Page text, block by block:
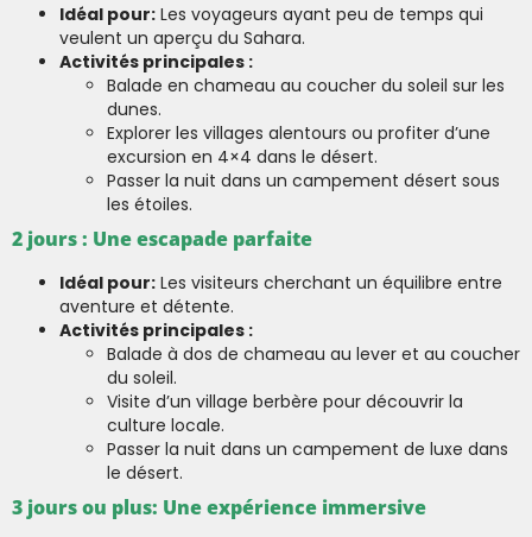
Idéal pour: Les voyageurs ayant peu de temps qui
veulent un aperçu du Sahara.
Activités principales :
Balade en chameau au coucher du soleil sur les
dunes.
Explorer les villages alentours ou profiter d’une
excursion en 4×4 dans le désert.
Passer la nuit dans un campement désert sous
les étoiles.
2 jours : Une escapade parfaite
Idéal pour: Les visiteurs cherchant un équilibre entre
aventure et détente.
Activités principales :
Balade à dos de chameau au lever et au coucher
du soleil.
Visite d’un village berbère pour découvrir la
culture locale.
Passer la nuit dans un campement de luxe dans
le désert.
3 jours ou plus: Une expérience immersive